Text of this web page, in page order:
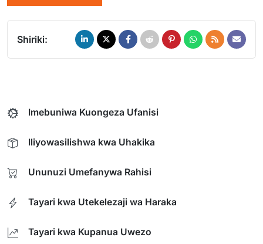
Shiriki:
Imebuniwa Kuongeza Ufanisi
Iliyowasilishwa kwa Uhakika
Ununuzi Umefanywa Rahisi
Tayari kwa Utekelezaji wa Haraka
Tayari kwa Kupanua Uwezo